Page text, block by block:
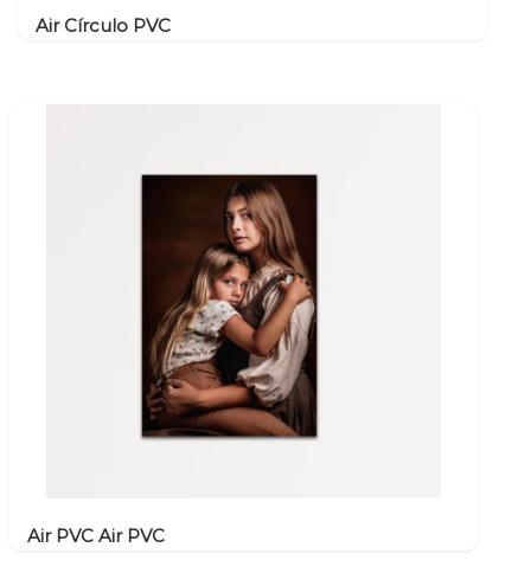
Air Círculo PVC
Air PVC Air PVC